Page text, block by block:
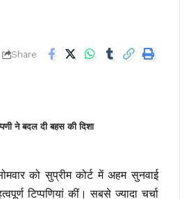
Share
ने बदल दी बहस की दिशा
को सुप्रीम कोर्ट में अहम सुनवाई
टिप्पणियां कीं। सबसे ज्यादा चर्चा